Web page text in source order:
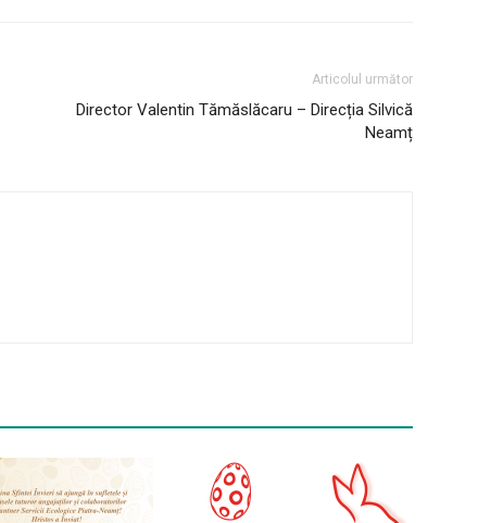
Articolul următor
Director Valentin Tămăslăcaru – Direcția Silvică
Neamț